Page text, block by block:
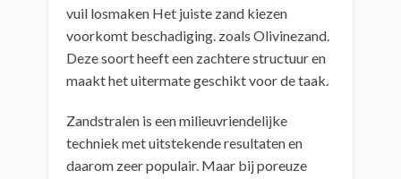
vuil losmaken Het juiste zand kiezen
voorkomt beschadiging. zoals Olivinezand.
Deze soort heeft een zachtere structuur en
maakt het uitermate geschikt voor de taak.
Zandstralen is een milieuvriendelijke
techniek met uitstekende resultaten en
daarom zeer populair. Maar bij poreuze